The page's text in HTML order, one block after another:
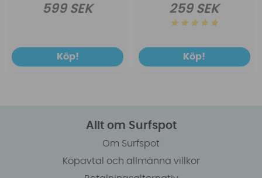
599 SEK
Köp!
259 SEK
Köp!
Allt om Surfspot
Om Surfspot
Köpavtal och allmänna villkor